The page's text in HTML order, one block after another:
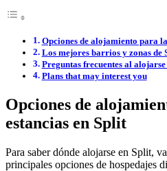
Opciones de alojamiento para
Los mejores barrios y zonas
Preguntas frecuentes al
Plans that may interest you
Opciones de
estancias en Split
Para saber dónde alojarse en Split,
principales opciones de hospedajes